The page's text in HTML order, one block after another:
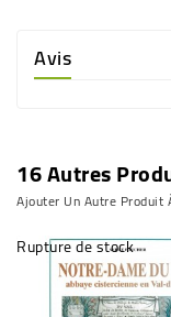
Avis
16 Autres
Ajouter Un Autre Produit
Rupture de stock